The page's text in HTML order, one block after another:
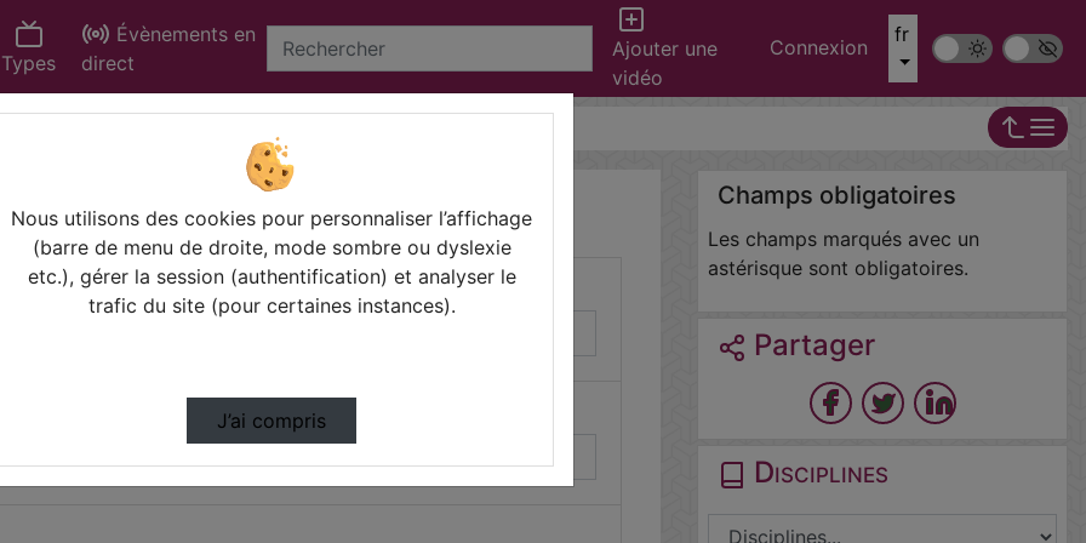
Types
Évènements en
direct
Ajouter une
vidéo
Connexion
fr
Mode sombre
Police
Champs obligatoires
Les champs marqués avec un
astérisque sont obligatoires.
Partager
Disciplines
Nous utilisons des cookies pour personnaliser l’affichage
(barre de menu de droite, mode sombre ou dyslexie
etc.), gérer la session (authentification) et analyser le
trafic du site (pour certaines instances).
J’ai compris